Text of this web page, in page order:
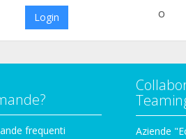
Login o
frequenti
Aziende